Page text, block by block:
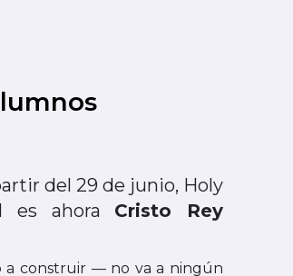
del 29 de junio, Holy
es ahora Cristo Rey
a construir — no va a ningún